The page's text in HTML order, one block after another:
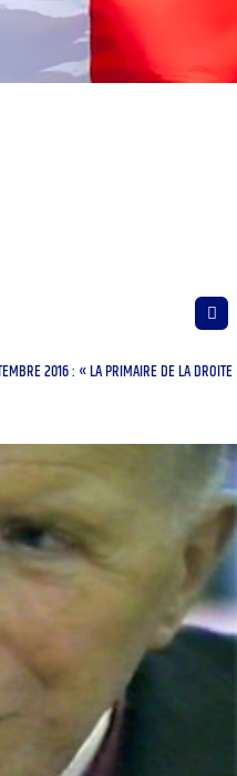
2016 : « LA PRIMAIRE DE LA DROITE